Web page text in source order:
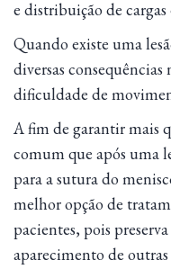
e distribuição de cargas
Quando existe uma
diversas
dificuldade de
A fim de garantir mais
comum que após uma
para a sutura do
melhor opção de
pacientes, pois
aparecimento de